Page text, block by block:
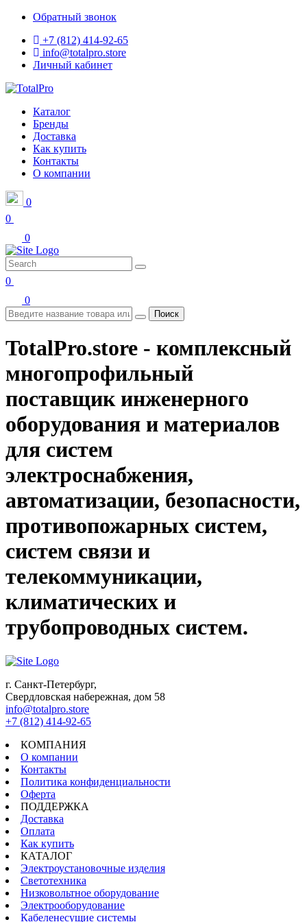
Обратный звонок
+7 (812) 414-92-65
info@totalpro.store
Личный кабинет
Каталог
Бренды
Доставка
Как купить
Контакты
О компании
0
0
0
0
0
Поиск
TotalPro.store - комплексный
многопрофильный
поставщик инженерного
оборудования и материалов
для систем
электроснабжения,
автоматизации, безопасности,
противопожарных систем,
систем связи и
телекоммуникации,
климатических и
трубопроводных систем.
г. Санкт-Петербург,
Свердловская набережная, дом 58
info@totalpro.store
+7 (812) 414-92-65
КОМПАНИЯ
О компании
Контакты
Политика конфиденциальности
Оферта
ПОДДЕРЖКА
Доставка
Оплата
Как купить
КАТАЛОГ
Электроустановочные изделия
Светотехника
Низковольтное оборудование
Электрооборудование
Кабеленесущие системы